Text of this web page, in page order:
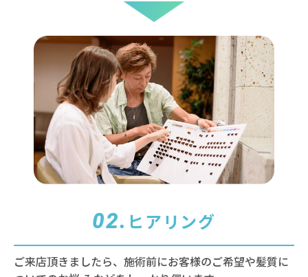
02. ヒアリング
ご来店頂きましたら、施術前にお客様のご希望や髪質に